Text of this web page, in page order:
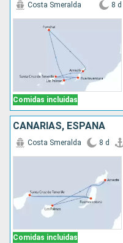
Comidas incluidas
Costa Smeralda 8 d
CANARIAS, ESPAÑA
Comidas incluidas
Costa Smeralda 8 d